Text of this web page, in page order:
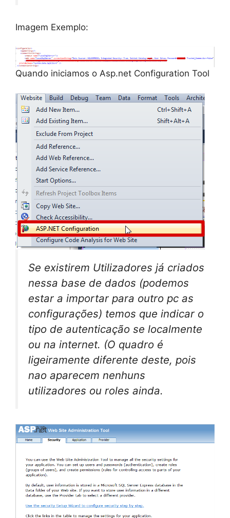
Imagem Exemplo:
Quando iniciamos o Asp.net Configuration Tool
Se existirem Utilizadores já criados
nessa base de dados (podemos
estar a importar para outro pc as
configurações) temos que indicar o
tipo de autenticação se localmente
ou na internet. (O quadro é
ligeiramente diferente deste, pois
nao aparecem nenhuns
utilizadores ou roles ainda.